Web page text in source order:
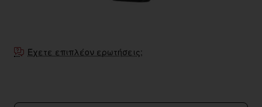
Έχετε επιπλέον ερωτήσεις;